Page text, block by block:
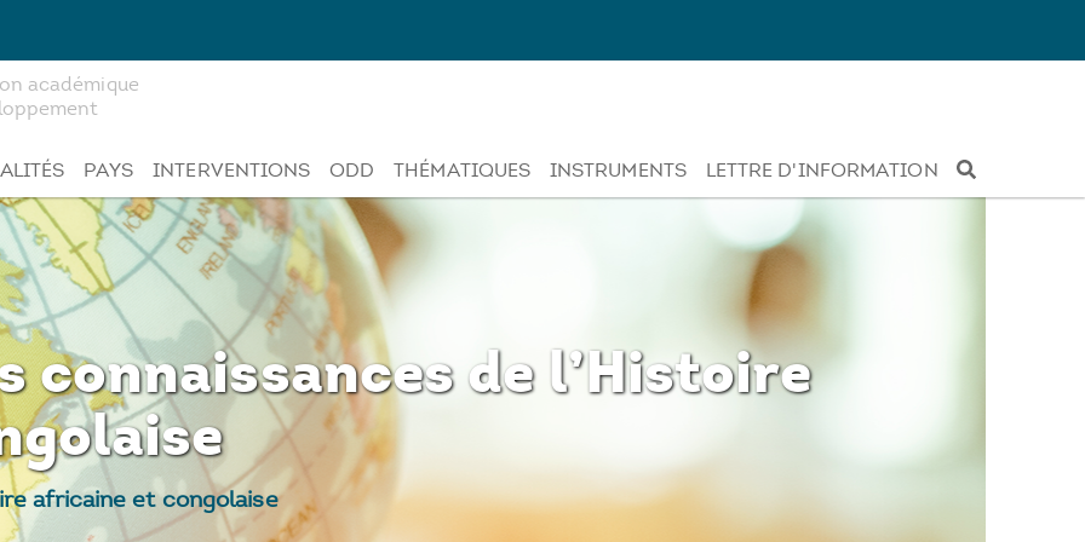
académique
PAYS INTERVENTIONS ODD THÉMATIQUES INSTRUMENTS LETTRE D'INFORMATION
connaissances de l’Histoire
africaine et congolaise